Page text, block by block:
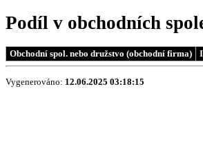
Podíl v obchodních
Obchodní spol. nebo družstvo (obchodní firma)
Vygenerováno: 12.06.2025 03:18:15